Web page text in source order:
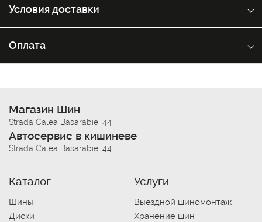
Условия доставки
Оплата
Магазин Шин
Strada Calea Basarabiei 44
Автосервис в кишиневе
Strada Calea Basarabiei 44
Каталог
Шины
Диски
Услуги
Выездной шиномонтаж
Хранение шин